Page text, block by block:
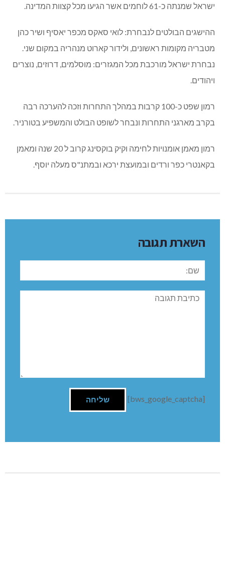
ישראל שמנתה כ-61 לוחמים אשר הגיעו מכל קצוות המדינה.
ההישגים הבולטים לנבחרת: לואי סאקס מכפר יאסיף ושיר כהן
מטבריה מקומות ראשונים, ולידור קארוט מנהריה במקום שני.
נבחרת ישראל מורכבת מכל המגזרים: מוסלמים, דרוזים, נוצרים
ויהודים.
רמון שפט כ-100 קרבות במהלך התחרות וזכה להערכה רבה
בקרב מארגני התחרות ונבחר לשופט הבולט והמשפיע בטורניר.
רמון מאמן אומנויות לחימה וקיק בוקסינג קרוב ל 20 שנה ומאמן
בקאנטרי כפר ורדים ובמועצת ירכא ובמתנ"ס מעלה יוסף.
השארת תגובה
שם:
תגובה
[bws_google_captcha]